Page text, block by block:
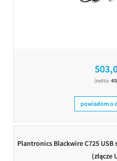
(netto:
powiadom o
Plantronics Blackwire C725
(złącze